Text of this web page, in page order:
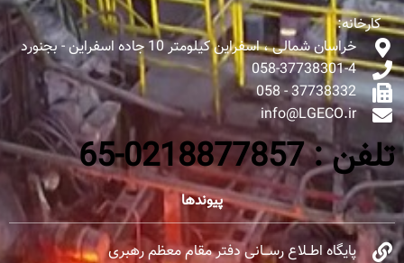
کارخانه:
خراسان شمالی ، اسفراین کیلومتر 10 جاده اسفراین - بجنورد
058-37738301-4
37738332 - 058
info@LGECO.ir
تلفن : 0218877857-65
پیوندها
پایگاه اطــلاع رســـانی دفتر مقام معظم رهبری